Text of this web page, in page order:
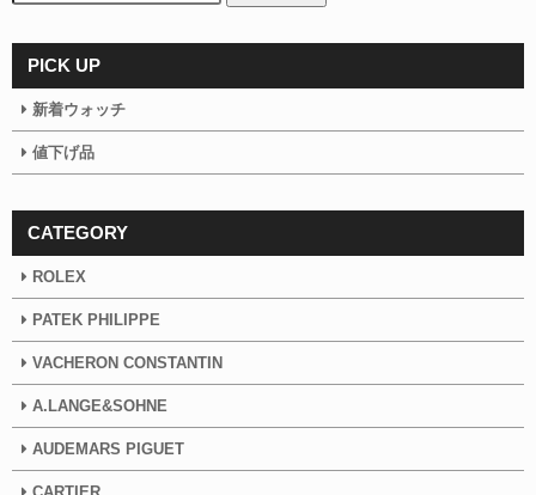
PICK UP
新着ウォッチ
値下げ品
CATEGORY
ROLEX
PATEK PHILIPPE
VACHERON CONSTANTIN
A.LANGE&SOHNE
AUDEMARS PIGUET